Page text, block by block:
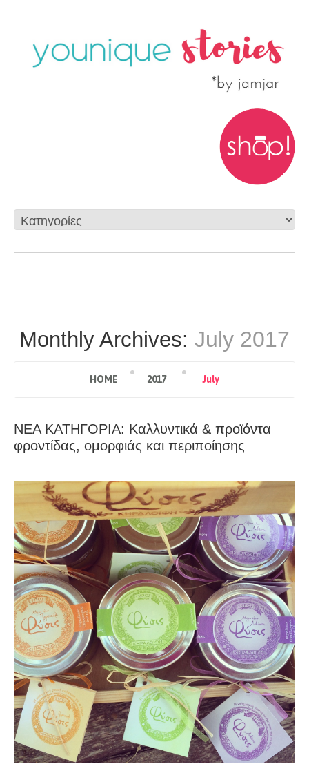
Monthly Archives: July 2017
HOME 2017 July
ΝΕΑ ΚΑΤΗΓΟΡΙΑ: Καλλυντικά & προϊόντα
φροντίδας, ομορφιάς και περιποίησης